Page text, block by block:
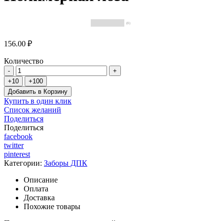
(0)
156.00 ₽
Количество
Добавить в Корзину
Купить в один клик
Список желаний
Поделиться
Поделиться
facebook
twitter
pinterest
Категории: Заборы ДПК
Описание
Оплата
Доставка
Похожие товары